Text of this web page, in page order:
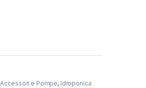
Accessori e Pompe, Idroponica